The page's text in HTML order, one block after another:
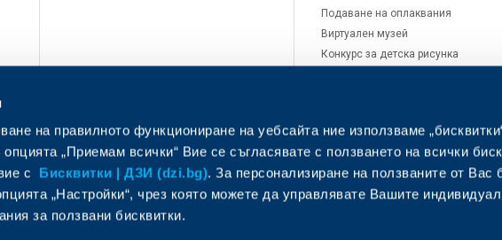
на правилното функциониране на уебсайта ние използваме
„Приемам всички“ Вие се съгласявате с ползването на всички
с Бисквитки | ДЗИ (dzi.bg). За персонализиране на ползваните от Вас
„Настройки“, чрез която можете да управлявате Вашите
за ползвани бисквитки.
Подаване на оплаквания
Виртуален музей
Конкурс за детска рисунка